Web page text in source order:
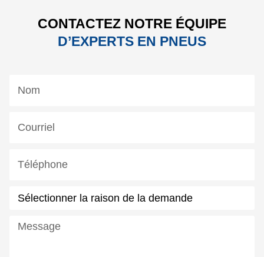
CONTACTEZ NOTRE ÉQUIPE
D’EXPERTS EN PNEUS